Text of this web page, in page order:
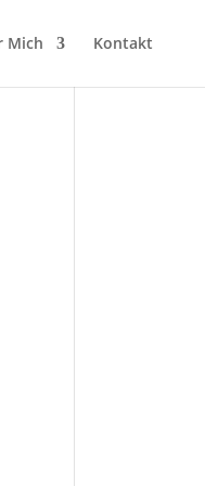
Mich Kontakt